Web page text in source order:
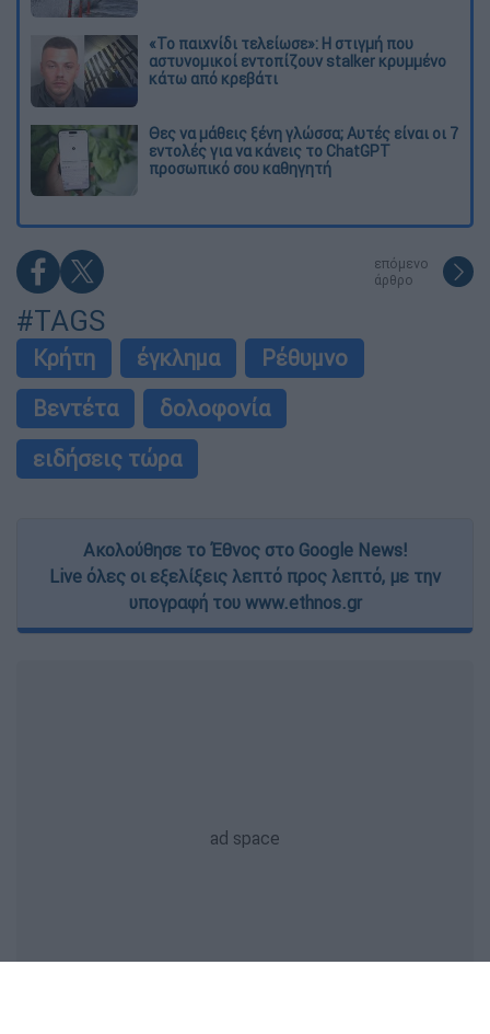
«Το παιχνίδι τελείωσε»: Η στιγμή που
αστυνομικοί εντοπίζουν stalker κρυμμένο
κάτω από κρεβάτι
Θες να μάθεις ξένη γλώσσα; Αυτές είναι οι 7
εντολές για να κάνεις το ChatGPT
προσωπικό σου καθηγητή
επόμενο
άρθρο
#TAGS
Κρήτη έγκλημα
Ρέθυμνο
Βεντέτα
δολοφονία
ειδήσεις τώρα
Ακολούθησε το Έθνος στο Google News!
Live όλες οι εξελίξεις λεπτό προς λεπτό, με την
υπογραφή του www.ethnos.gr